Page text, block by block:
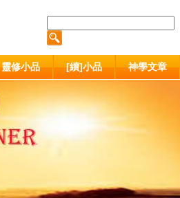
靈修小品 [續]小品 神學文章